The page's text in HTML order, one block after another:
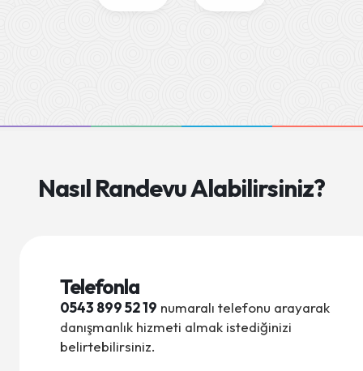
Seher&Fatih Gören - Barış
Ezgi Akalın - Asel
Ayça Uçak - Miray
Yeliz Kafkas - Poyraz Kafkas
Gizem Demirtaş - Doruk
Nasıl Randevu Alabilirsiniz?
Telefonla
0543 899 52 19 numaralı telefonu arayarak
danışmanlık hizmeti almak istediğinizi
belirtebilirsiniz.